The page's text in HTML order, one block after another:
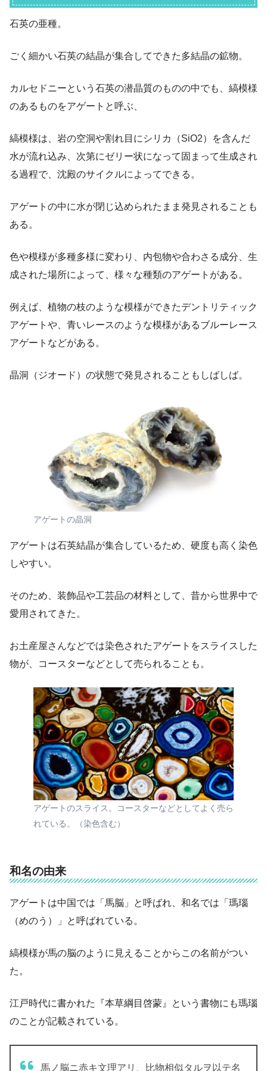
石英の亜種。
ごく細かい石英の結晶が集合してできた多結晶の鉱物。
カルセドニーという石英の潜晶質のものの中でも、縞模様
のあるものをアゲートと呼ぶ、
縞模様は、岩の空洞や割れ目にシリカ（SiO2）を含んだ
水が流れ込み、次第にゼリー状になって固まって生成され
る過程で、沈殿のサイクルによってできる。
アゲートの中に水が閉じ込められたまま発見されることも
ある。
色や模様が多種多様に変わり、内包物や合わさる成分、生
成された場所によって、様々な種類のアゲートがある。
例えば、植物の枝のような模様ができたデントリティック
アゲートや、青いレースのような模様があるブルーレース
アゲートなどがある。
晶洞（ジオード）の状態で発見されることもしばしば。
アゲートの晶洞
アゲートは石英結晶が集合しているため、硬度も高く染色
しやすい。
そのため、装飾品や工芸品の材料として、昔から世界中で
愛用されてきた。
お土産屋さんなどでは染色されたアゲートをスライスした
物が、コースターなどとして売られることも。
アゲートのスライス。コースターなどとしてよく売ら
れている。（染色含む）
和名の由来
アゲートは中国では「馬脳」と呼ばれ、和名では「瑪瑙
（めのう）」と呼ばれている。
縞模様が馬の脳のように見えることからこの名前がつい
た。
江戸時代に書かれた『本草綱目啓蒙』という書物にも瑪瑙
のことが記載されている。
馬ノ脳ニ赤キ文理アリ、比物相似タルヲ以テ名